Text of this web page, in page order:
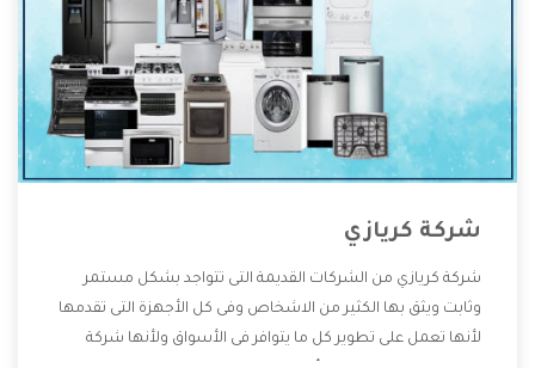
شركة كريازي
شركة كريازي من الشركات القديمة التى تتواجد بشكل مستمر
وثابت ويثق بها الكثير من الاشخاص وفى كل الأجهزة التى تقدمها
لأنها تعمل على تطوير كل ما يتوافر فى الأسواق ولأنها شركة